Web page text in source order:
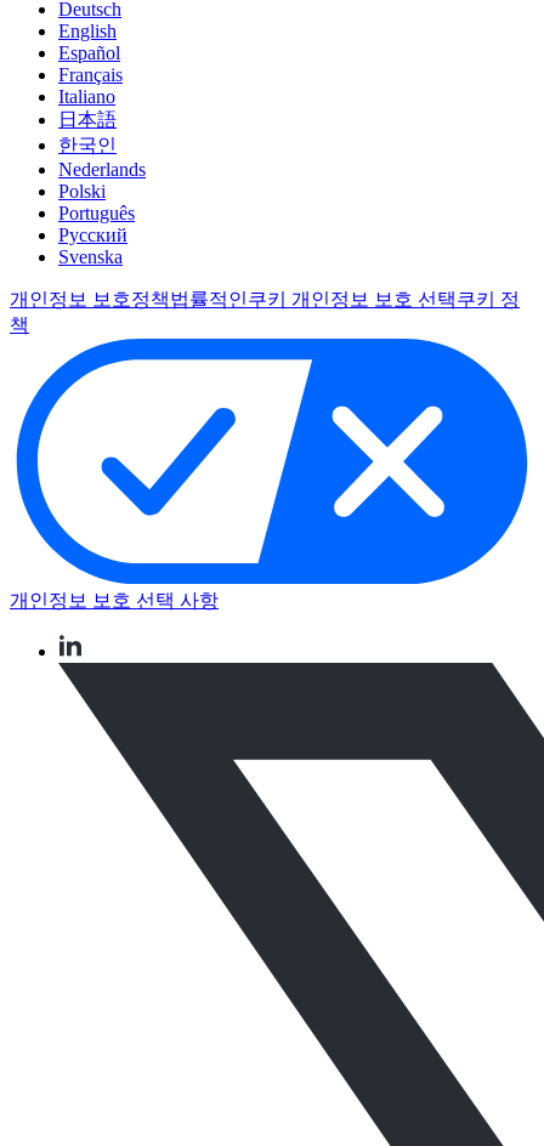
Deutsch
English
Español
Français
Italiano
日本語
한국인
Nederlands
Polski
Português
Pусский
Svenska
개인정보 보호정책법률적인쿠키 개인정보 보호 선택쿠키 정
책
개인정보 보호 선택 사항